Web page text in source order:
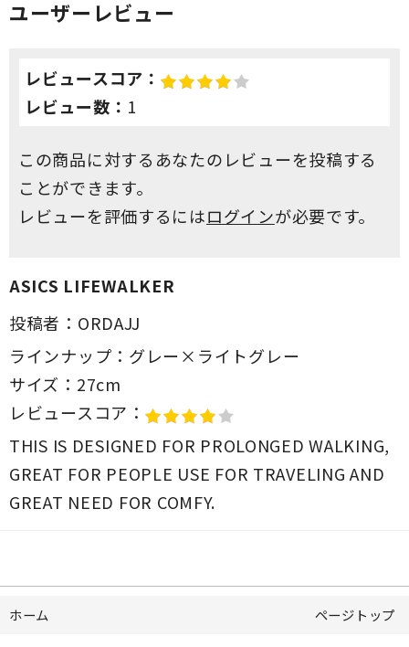
ユーザーレビュー
レビュースコア：
レビュー数： 1
この商品に対するあなたのレビューを投稿する
ことができます。
レビューを評価するにはログインが必要です。
ASICS LIFEWALKER
投稿者： ORDAJJ
ラインナップ： グレー×ライトグレー
サイズ： 27cm
レビュースコア：
THIS IS DESIGNED FOR PROLONGED WALKING,
GREAT FOR PEOPLE USE FOR TRAVELING AND
GREAT NEED FOR COMFY.
ホーム ページトップ